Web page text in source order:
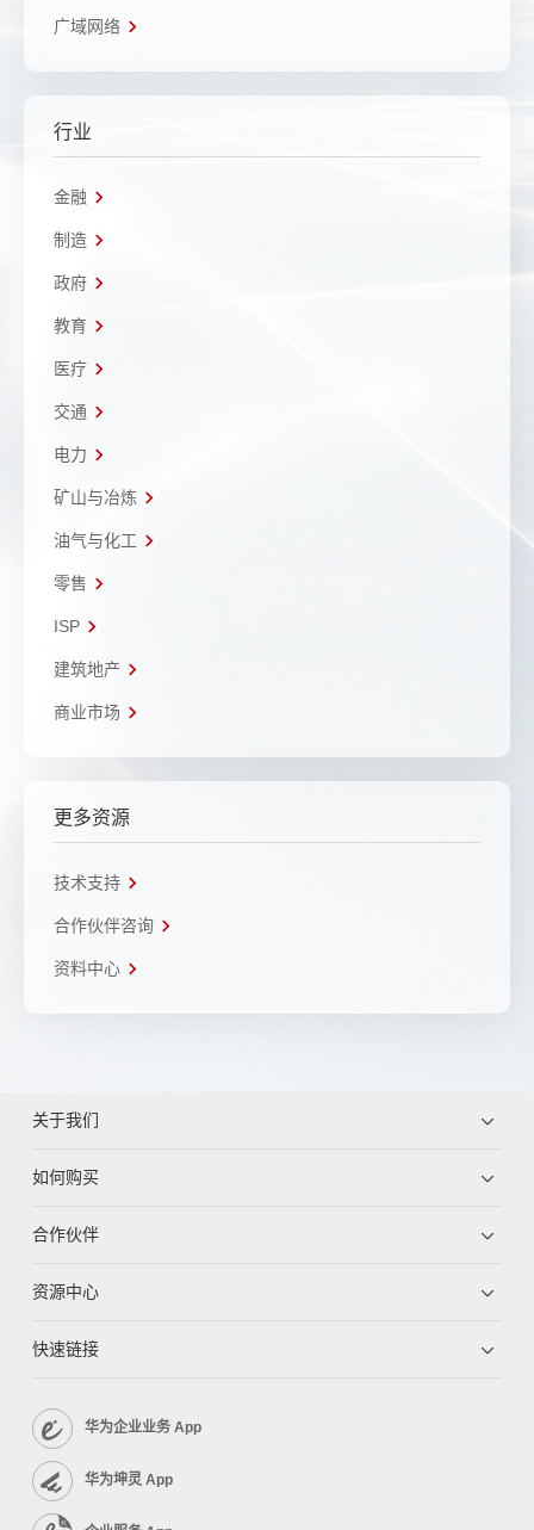
广域网络
行业
金融
制造
政府
教育
医疗
交通
电力
矿山与冶炼
油气与化工
零售
ISP
建筑地产
商业市场
更多资源
技术支持
合作伙伴咨询
资料中心
关于我们
如何购买
合作伙伴
资源中心
快速链接
华为企业业务 App
华为坤灵 App